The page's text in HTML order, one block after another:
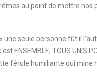
au point de mettre nos
une seule personne fût il
ENSEMBLE, TOUS UNIS
férule humiliante qui mine